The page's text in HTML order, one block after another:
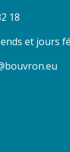
18
et jours